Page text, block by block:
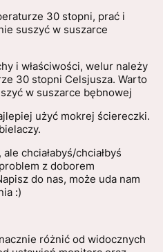
30 stopni, prać i
suszyć w suszarce
i właściwości, welur należy
30 stopni Celsjusza. Warto
w suszarce bębnowej
użyć mokrej ściereczki.
chciałabyś/chciałbyś
z doborem
do nas, może uda nam
:)
różnić od widocznych